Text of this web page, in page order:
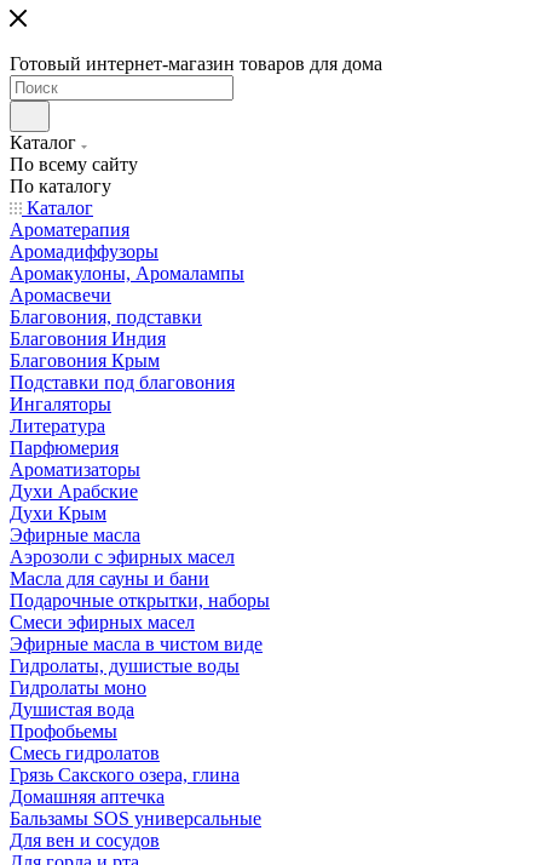
Готовый интернет-магазин товаров для дома
Каталог
По всему сайту
По каталогу
Каталог
Ароматерапия
Аромадиффузоры
Аромакулоны, Аромалампы
Аромасвечи
Благовония, подставки
Благовония Индия
Благовония Крым
Подставки под благовония
Ингаляторы
Литература
Парфюмерия
Ароматизаторы
Духи Арабские
Духи Крым
Эфирные масла
Аэрозоли с эфирных масел
Масла для сауны и бани
Подарочные открытки, наборы
Смеси эфирных масел
Эфирные масла в чистом виде
Гидролаты, душистые воды
Гидролаты моно
Душистая вода
Профобьемы
Смесь гидролатов
Грязь Сакского озера, глина
Домашняя аптечка
Бальзамы SOS универсальные
Для вен и сосудов